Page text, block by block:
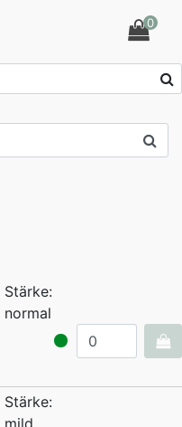
0
Stärke:
normal
Stärke:
mild